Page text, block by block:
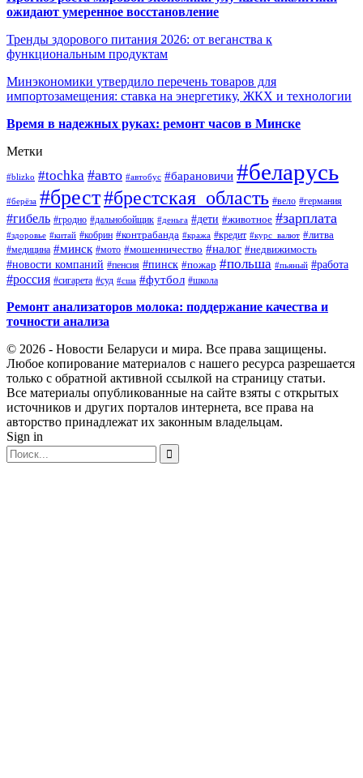
ожидают умеренное восстановление
Тренды здорового питания 2026: от веганства к
функциональным продуктам
Минэкономики утвердило перечень товаров для
импортозамещения: ставка на энергетику, ЖКХ и технологии
Время в надежных руках: ремонт часов в Минске
Метки
#blizko #tochka #авто #автобус #барановичи #беларусь
#берёза #брест#брестская_область #вело #германия
#гибель #гродно #дальнобойщик #деньга #дети #животное #зарплата
#здоровье #китай #кобрин #контрабанда #кража #кредит #курс_валют #литва
#медицина #минск #мото #мошенничество #налог #недвижимость
#новости компаний #пенсия #пинск #пожар #польша #пьяный #работа
#россия #сигарета #суд #сша #футбол #школа
Ремонт анализаторов молока: поддержание качества и
точности анализа
© 2026 - Новости Беларуси и мира. Все права защищены.
Любое копирование материалов с нашего ресурса разрешается
только с обратной активной ссылкой на страницу статьи.
Все материалы опубликованные на сайте взяты с открытых
источников и других порталов интернета, все права на
авторство принадлежат их законным владельцам.
Sign in